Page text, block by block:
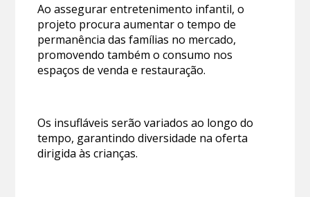
Ao assegurar entretenimento infantil, o
projeto procura aumentar o tempo de
permanência das famílias no mercado,
promovendo também o consumo nos
espaços de venda e restauração.
Os insufláveis serão variados ao longo do
tempo, garantindo diversidade na oferta
dirigida às crianças.